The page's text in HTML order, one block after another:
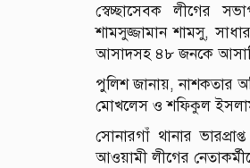
স্বেচ্ছাসেবক লীগের
শামসুজ্জামান শামসু,
আসাদসহ ৪৮ জনকে
পুলিশ জানায়, নাশকতার
মোখলেস ও শফিকুল
সোনারগাঁ থানার
আওয়ামী লীগের